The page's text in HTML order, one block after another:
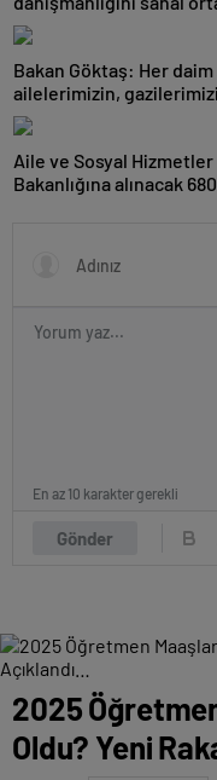
taşıyor
Bakan Göktaş: Her
ailelerimizin,
terörden etkil
Aile ve Sosyal Hizmetler
Bakanlığına alınacak 680
Gönder
En az 10 karakter gerekli
2025
Oldu? Yeni